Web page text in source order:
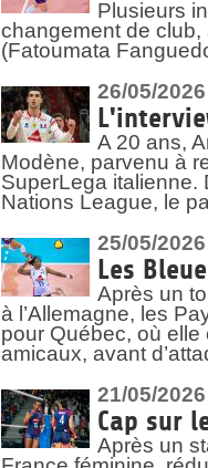
Plusieurs
changement de
(Fatoumata
26/05/2026
A 20 ans,
Modène, parvenu à
SuperLega italienne.
Nations League, le
25/05/2026
Les
Après un
à l’Allemagne, les
pour Québec, où
amicaux, avant
21/05/2026
Cap sur
Après un